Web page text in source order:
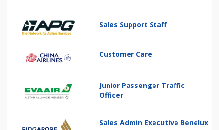
Sales Support Staff
Customer Care
Junior Passenger Traffic
Officer
Sales Admin Executive Benelux